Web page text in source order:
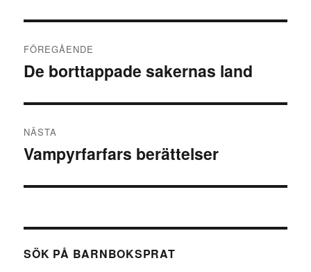
FÖREGÅENDE
Föregående
De borttappade sakernas land
NÄSTA
Nästa
Vampyrfarfars berättelser
SÖK PÅ BARNBOKSPRAT